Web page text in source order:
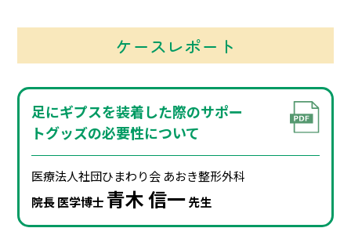
ケースレポート
足にギプスを装着した際のサポー
トグッズの必要性について
医療法⼈社団ひまわり会 あおき整形外科
院⻑ 医学博⼠ ⻘⽊ 信⼀先⽣